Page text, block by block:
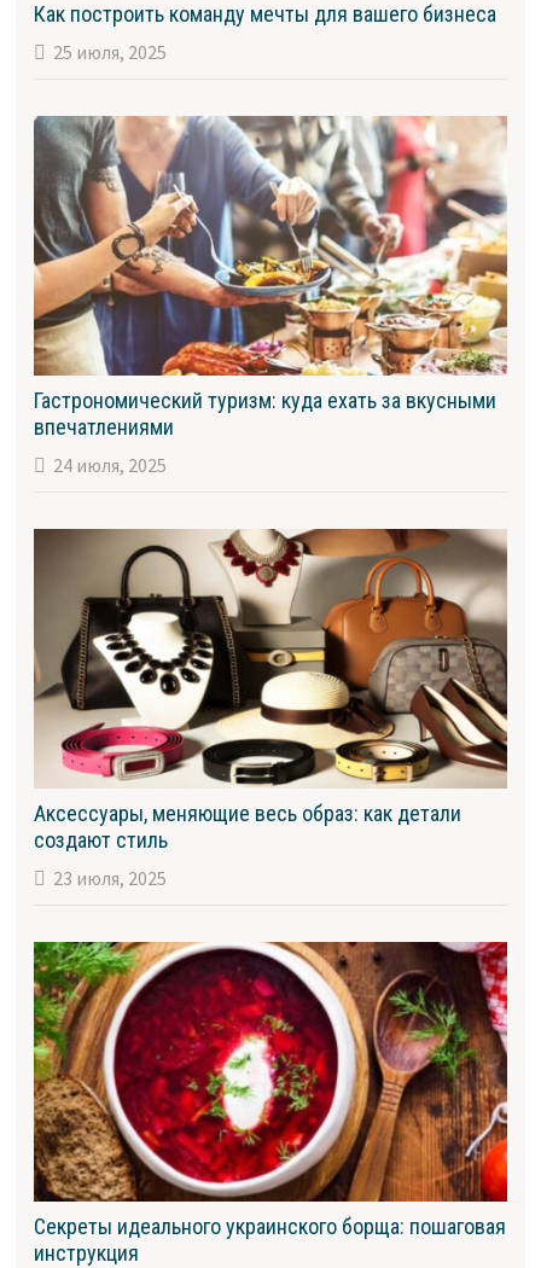
Как построить команду мечты для вашего бизнеса
25 июля, 2025
Гастрономический туризм: куда ехать за вкусными
впечатлениями
24 июля, 2025
Аксессуары, меняющие весь образ: как детали
создают стиль
23 июля, 2025
Секреты идеального украинского борща: пошаговая
инструкция